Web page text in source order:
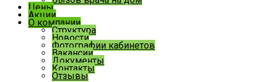
Цены
Акции
О компании
Структура
Новости
Фотографии кабинетов
Вакансии
Документы
Контакты
Отзывы